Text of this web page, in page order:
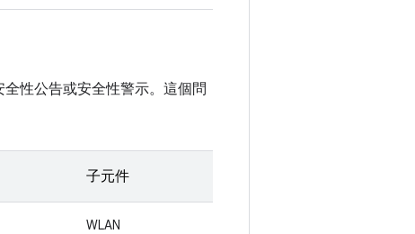
性公告或安全性警示。這個問
子元件
WLAN